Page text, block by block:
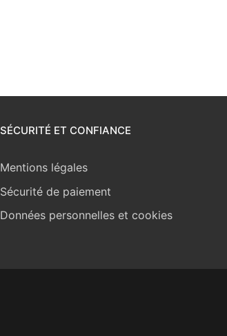
SÉCURITÉ ET CONFIANCE
Mentions légales
Sécurité de paiement
Données personnelles et cookies